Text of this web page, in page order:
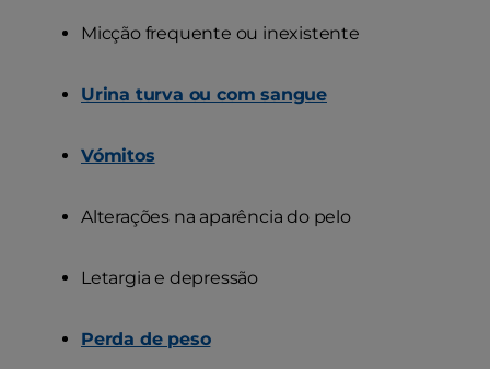
Micção frequente ou inexistente
Urina turva ou com sangue
Vómitos
Alterações na aparência do pelo
Letargia e depressão
Perda de peso